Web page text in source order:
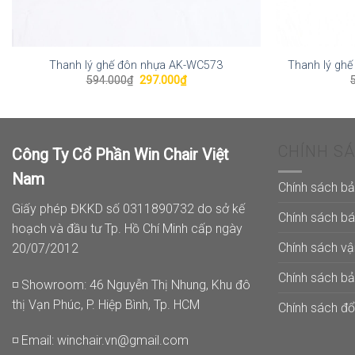
Thanh lý ghế đôn nhựa AK-WC573
594.000₫ Giá
297.000₫Giá
hiện
Thanh lý
Công Ty Cổ Phần Win Chair Việt
Nam
Giấy phép ĐKKD số 0311890732 do sở kế
hoạch và đầu tư Tp. Hồ Chí Minh cấp ngày
20/07/2012
◽ Showroom: 46 Nguyễn Thị Nhung, Khu đô
thị Vạn Phúc, P. Hiệp Bình, Tp. HCM
◽ Email: winchair.vn@gmail.com
Chính sách
Chính sách
Chính sách
Chính sách
Chính sách